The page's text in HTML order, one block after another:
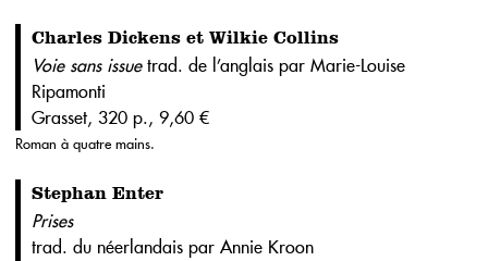
Charles Dickens et Wilkie Collins
Voie sans issuetrad. de l’anglais par Marie-Louise
Ripamonti
Grasset, 320 p., 9,60 €
Roman à quatre mains.
Stephan Enter
Prises
trad. du néerlandais par Annie Kroon